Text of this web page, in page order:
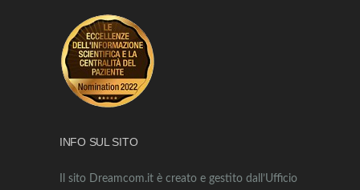
INFO SUL SITO
Il sito Dreamcom.it è creato e gestito dall’Ufficio